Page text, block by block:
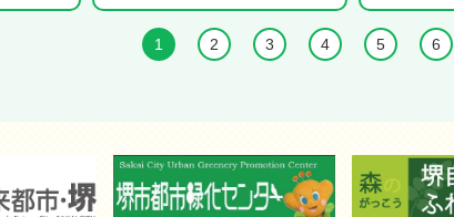
1 2 3 4 5 6